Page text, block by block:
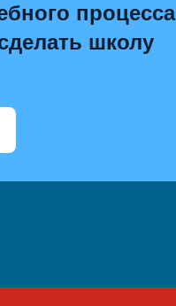
процесса
школу